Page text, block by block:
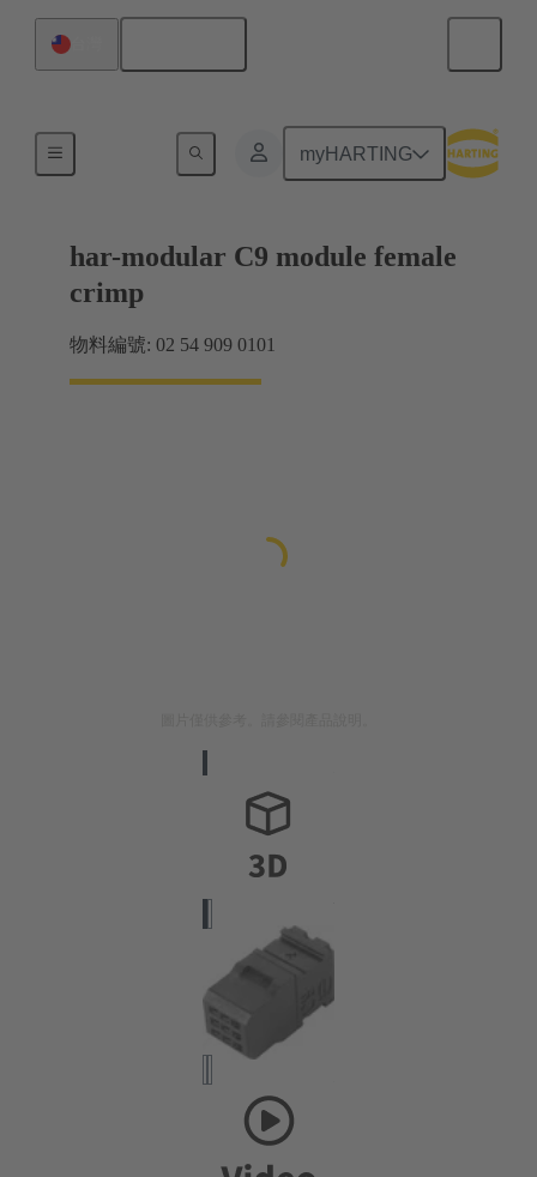
myHARTING
har-modular C9 module female
crimp
物料編號: 02 54 909 0101